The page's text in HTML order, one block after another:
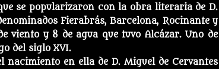
se popularizaron con la obra literaria de D.
Fierabrás, Barcelona, Rocinante y
viento y 8 de agua que tuvo Alcázar. Uno de
del siglo XVI.
en ella de D. Miguel de Cervantes